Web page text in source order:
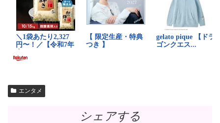
エンタメ
シェアする